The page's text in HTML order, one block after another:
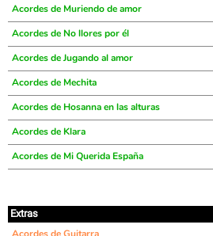
Acordes de Muriendo de amor
Acordes de No llores por él
Acordes de Jugando al amor
Acordes de Mechita
Acordes de Hosanna en las alturas
Acordes de Klara
Acordes de Mi Querida España
Extras